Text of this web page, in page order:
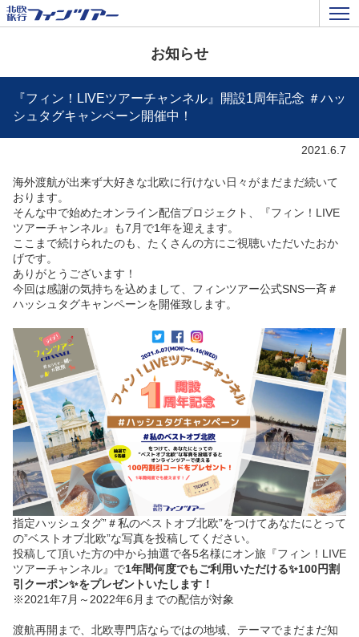
お知らせ
『フィン！LIVEツアーチャンネル』開設1周年記念 ＃ハッ
シュタグキャンペーン開催中！
2021.6.7
海外渡航が出来ず大好きな北欧に行けない日々がまだまだ続いて
おります。
そんな中で始めたオンライン配信プロジェクト、『フィン！LIVE
ツアーチャンネル』も7月で1年を迎えます。
ここまで続けられたのも、たくさんの方にご視聴いただいたおか
げです。
ありがとうございます！
今回は感謝の気持ちを込めまして、フィンツアー公式SNS一斉＃
ハッシュタグキャンペーンを開催致します。
指定ハッシュタグ”＃私のベストオブ北欧”をつけてあなたにとって
の”ベストオブ北欧”な写真を投稿してください。
投稿して頂いた方の中から抽選で各5名様にオン旅『フィン！LIVE
ツアーチャンネル』で1年間何度でもご利用いただける✨100円割
引クーポン✨をプレゼントいたします！
※2021年7月～2022年6月までの配信が対象
渡航再開まで、北欧専門店ならではの地域、テーマでまだまだ知